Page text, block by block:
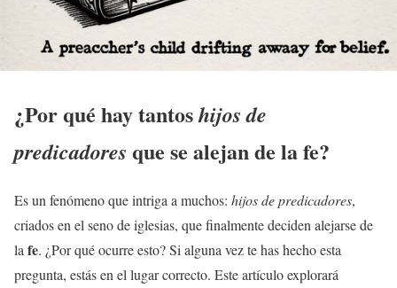
¿Por qué hay tantoshijos de
predicadores que se alejan de lafe?
Es un fenómeno que intriga a muchos: hijos de predicadores,
criados en el seno de iglesias, que finalmente deciden alejarse de
la fe. ¿Por qué ocurre esto? Si alguna vez te has hecho esta
pregunta, estás en el lugar correcto. Este artículo explorará